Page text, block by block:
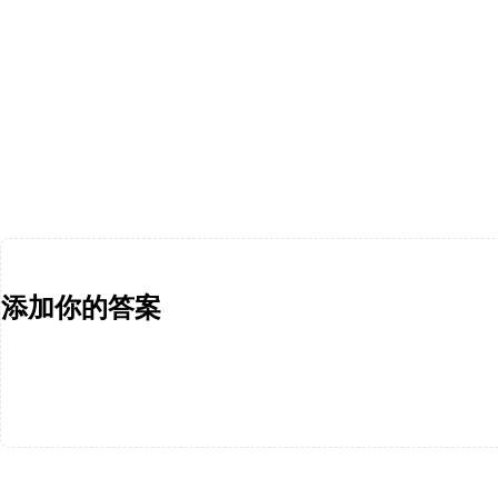
添加你的答案